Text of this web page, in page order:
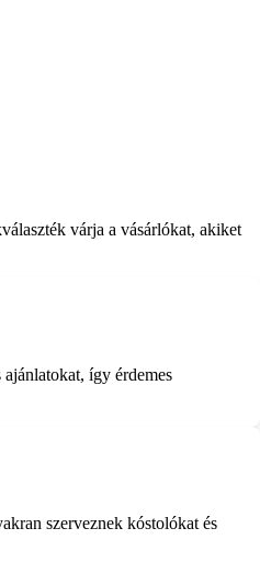
várja a vásárlókat, akiket
így érdemes
szerveznek kóstolókat és